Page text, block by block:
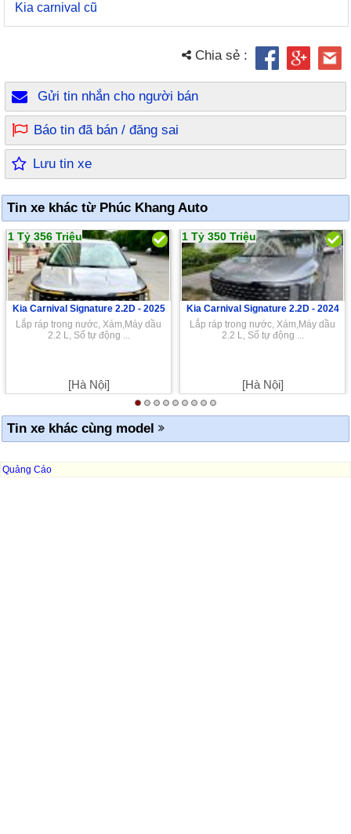
Kia carnival cũ
Chia sẻ :
Gửi tin nhắn cho người bán
Báo tin đã bán / đăng sai
Lưu tin xe
Tin xe khác từ Phúc Khang Auto
1 Tỷ 356 Triệu
Kia Carnival Signature 2.2D - 2025
Lắp ráp trong nước, Xám,Máy dầu
2.2 L, Số tự động ...
[Hà Nội]
1 Tỷ 350 Triệu
Kia Carnival Signature 2.2D - 2024
Lắp ráp trong nước, Xám,Máy dầu
2.2 L, Số tự động ...
[Hà Nội]
Tin xe khác cùng model
Quảng Cáo